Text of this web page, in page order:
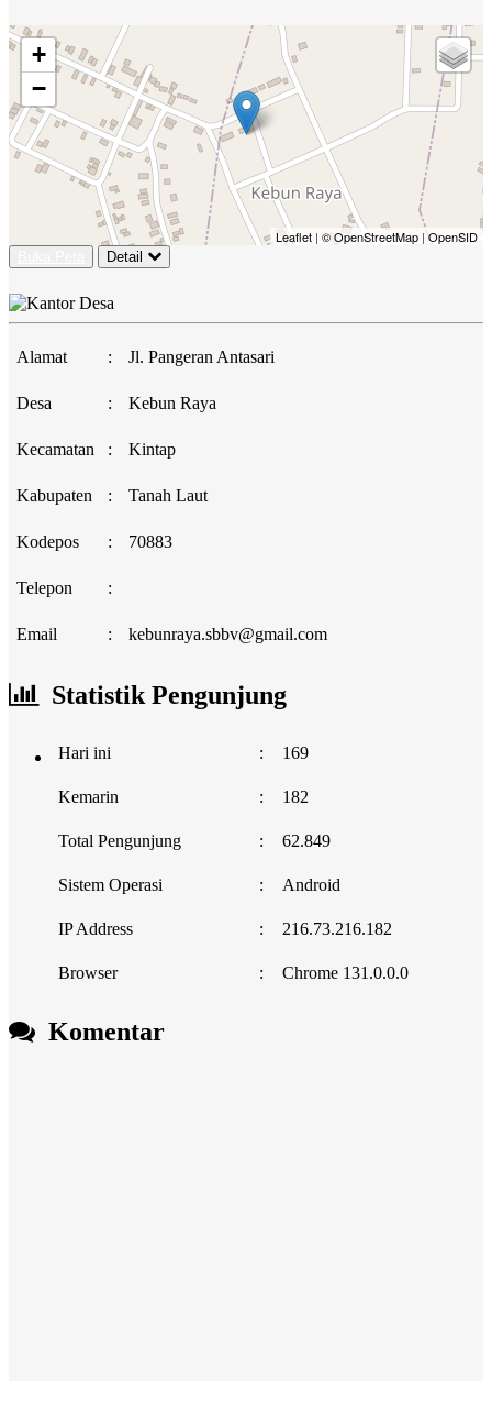
+
−
Leaflet | © OpenStreetMap |OpenSID
Detail
Alamat : Jl. Pangeran Antasari
Desa : Kebun Raya
Kecamatan : Kintap
Kabupaten : Tanah Laut
Kodepos : 70883
Telepon :
Email : kebunraya.sbbv@gmail.com
Statistik Pengunjung
Hari ini : 169
Kemarin : 182
Total Pengunjung : 62.849
Sistem Operasi : Android
IP Address : 216.73.216.182
Browser : Chrome 131.0.0.0
Komentar